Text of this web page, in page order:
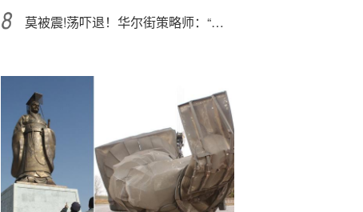
莫被震!荡吓退！华尔街策略师：“坚守阵地”，AI长期故事依然完好